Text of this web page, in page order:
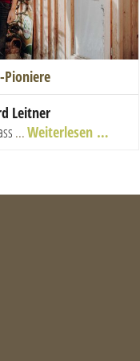
Pioniere
Leitner
...Weiterlesen …